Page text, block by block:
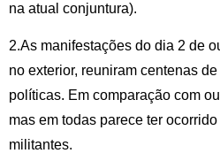
na atual conjuntura).
2.As manifestações do dia 2 de
no exterior, reuniram centenas
políticas. Em comparação com
mas em todas parece ter
militantes.